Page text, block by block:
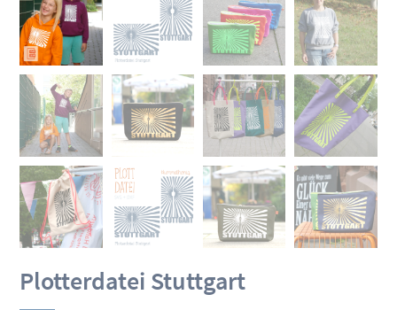
Plotterdatei Stuttgart